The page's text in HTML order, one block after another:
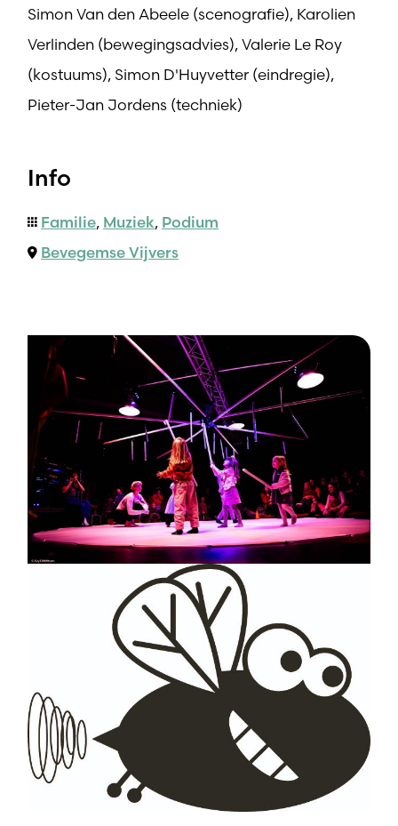
Simon Van den Abeele (scenografie), Karolien
Verlinden (bewegingsadvies), Valerie Le Roy
(kostuums), Simon D'Huyvetter (eindregie),
Pieter-Jan Jordens (techniek)
Info
Familie, Muziek, Podium
Bevegemse Vijvers